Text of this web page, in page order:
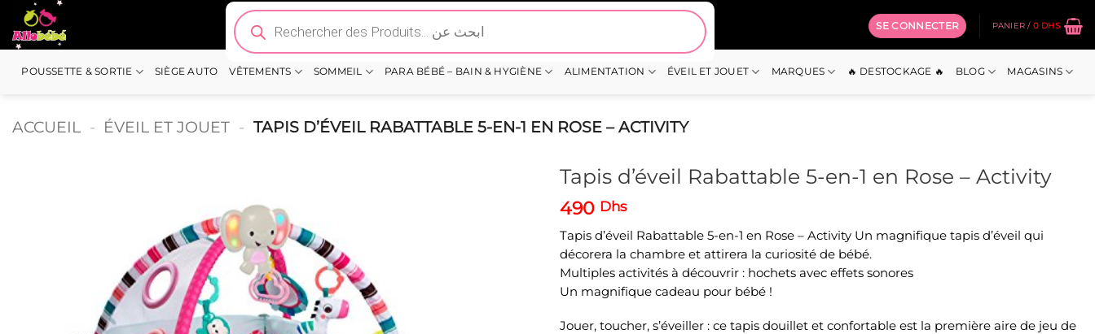
Passer
au
contenu
Recherche
de
produits
SE CONNECTER PANIER / 0 DHS
POUSSETTE & SORTIE SIÈGE AUTO VÊTEMENTS SOMMEIL PARA BÉBÉ – BAIN & HYGIÈNE ALIMENTATION ÉVEIL ET JOUET MARQUES 🔥 DESTOCKAGE 🔥 BLOG MAGASINS
ACCUEIL - ÉVEIL ET JOUET - TAPIS D’ÉVEIL RABATTABLE 5-EN-1 EN ROSE – ACTIVITY
Tapis d’éveil Rabattable 5-en-1 en Rose – Activity
490 Dhs
Tapis d’éveil Rabattable 5-en-1 en Rose – Activity Un magnifique tapis d’éveil qui
décorera la chambre et attirera la curiosité de bébé.
Multiples activités à découvrir : hochets avec effets sonores
Un magnifique cadeau pour bébé !
Jouer, toucher, s’éveiller : ce tapis douillet et confortable est la première aire de jeu de